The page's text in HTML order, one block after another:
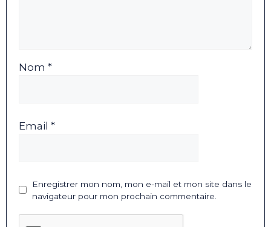
Nom *
Email *
Enregistrer mon nom, mon e-mail et mon site dans le
navigateur pour mon prochain commentaire.